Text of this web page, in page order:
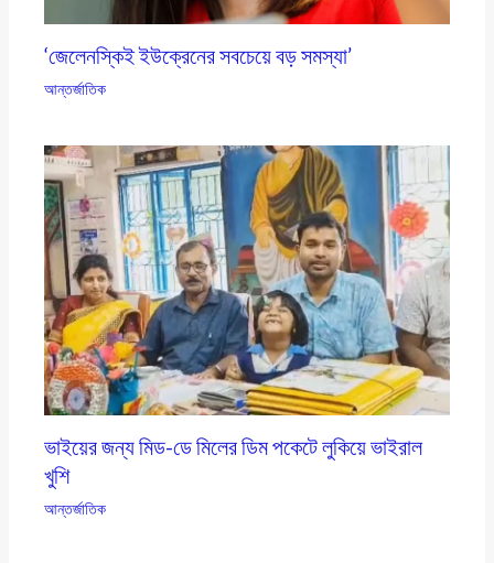
‘জেলেনস্কিই ইউক্রেনের সবচেয়ে বড় সমস্যা’
আন্তর্জাতিক
ভাইয়ের জন্য মিড-ডে মিলের ডিম পকেটে লুকিয়ে ভাইরাল
খুশি
আন্তর্জাতিক